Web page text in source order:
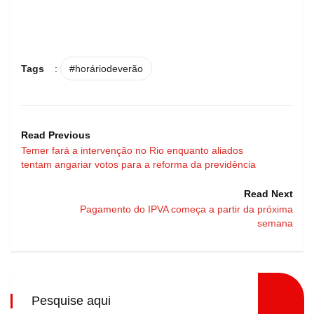
Tags : #horáriodeverão
Read Previous
Temer fará a intervenção no Rio enquanto aliados
tentam angariar votos para a reforma da previdência
Read Next
Pagamento do IPVA começa a partir da próxima
semana
Pesquise aqui